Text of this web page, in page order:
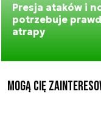
Presja ataków i
potrzebuje
atrapy
Mogą Cię